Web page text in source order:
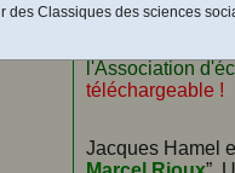
l'Association
téléchargeable !
Jacques Hamel
des Classiques des sciences